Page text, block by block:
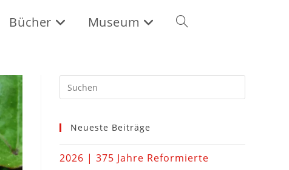
Bücher Museum
Neueste Beiträge
2026 | 375 Jahre Reformierte